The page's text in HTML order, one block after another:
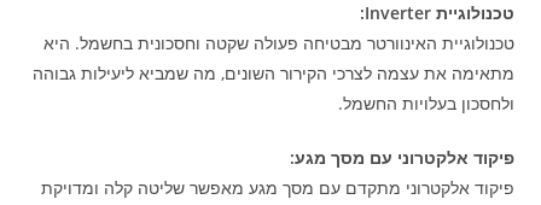
טכנולוגיית Inverter:
טכנולוגיית האינוורטר מבטיחה פעולה שקטה וחסכונית בחשמל. היא
מתאימה את עצמה לצרכי הקירור השונים, מה שמביא ליעילות גבוהה
ולחסכון בעלויות החשמל.
פיקוד אלקטרוני עם מסך מגע:
פיקוד אלקטרוני מתקדם עם מסך מגע מאפשר שליטה קלה ומדויקת